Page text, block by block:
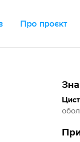
Про проєкт